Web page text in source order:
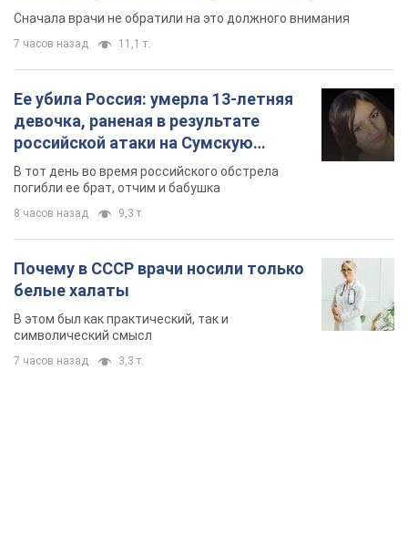
Сначала врачи не обратили на это должного внимания
7 часов назад 11,1 т.
Ее убила Россия: умерла 13-летняя
девочка, раненая в результате
российской атаки на Сумскую
область. Фото
В тот день во время российского обстрела
погибли ее брат, отчим и бабушка
8 часов назад 9,3 т.
Почему в СССР врачи носили только
белые халаты
В этом был как практический, так и
символический смысл
7 часов назад 3,3 т.